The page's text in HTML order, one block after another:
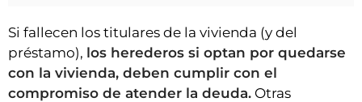
Si fallecen los titulares de la vivienda (y del
préstamo), los herederos si optan por quedarse
con la vivienda, deben cumplir con el
compromiso de atender la deuda. Otras